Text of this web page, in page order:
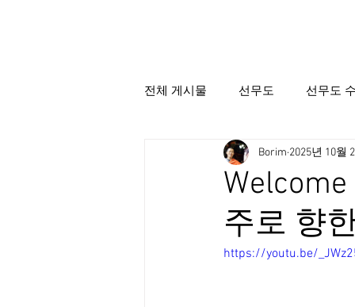
전체 게시물 선무도 선무도
선무도총본산골굴사 시명상
Welcome
주로 향
Borim 2025년 10월
https://youtu.be/